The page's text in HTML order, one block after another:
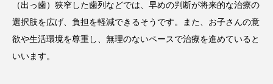
（出っ歯）狭窄した歯列などでは、早めの判断が将来的な治療の
選択肢を広げ、負担を軽減できるそうです。また、お子さんの意
欲や生活環境を尊重し、無理のないペースで治療を進めていると
いいます。